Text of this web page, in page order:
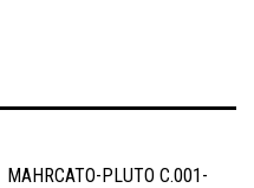
MAHRCATO-PLUTO C.001-